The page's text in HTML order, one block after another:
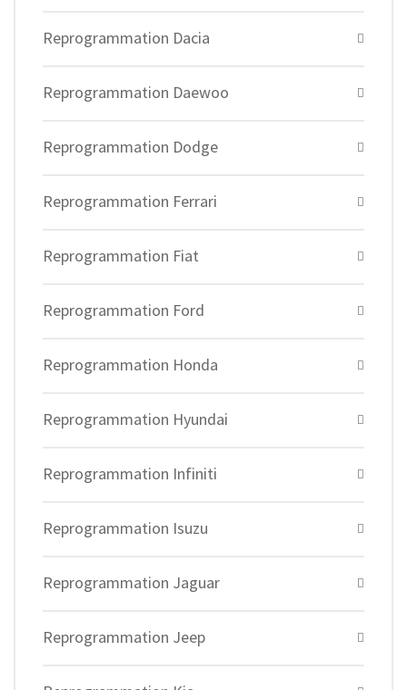
Reprogrammation Dacia
Reprogrammation Daewoo
Reprogrammation Dodge
Reprogrammation Ferrari
Reprogrammation Fiat
Reprogrammation Ford
Reprogrammation Honda
Reprogrammation Hyundai
Reprogrammation Infiniti
Reprogrammation Isuzu
Reprogrammation Jaguar
Reprogrammation Jeep